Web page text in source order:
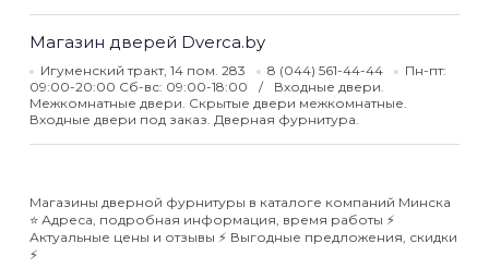
Магазин дверей Dverca.by
Игуменский тракт, 14 пом. 283 8 (044) 561-44-44
Пн-пт:
09:00-20:00 Сб-вс: 09:00-18:00
Входные двери.
Межкомнатные двери. Скрытые двери межкомнатные.
Входные двери под заказ. Дверная фурнитура.
Магазины дверной фурнитуры в каталоге компаний Минска
⭐️ Адреса, подробная информация, время работы ⚡️
Актуальные цены и отзывы ⚡️ Выгодные предложения, скидки
⚡️